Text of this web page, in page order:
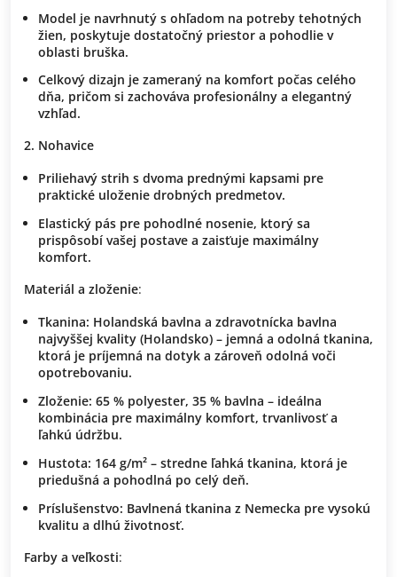
Model je navrhnutý s ohľadom na potreby tehotných
žien, poskytuje dostatočný priestor a pohodlie v
oblasti bruška.
Celkový dizajn je zameraný na komfort počas celého
dňa, pričom si zachováva profesionálny a elegantný
vzhľad.
2. Nohavice
Priliehavý strih s dvoma prednými kapsami pre
praktické uloženie drobných predmetov.
Elastický pás pre pohodlné nosenie, ktorý sa
prispôsobí vašej postave a zaisťuje maximálny
komfort.
Materiál a zloženie:
Tkanina: Holandská bavlna a zdravotnícka bavlna
najvyššej kvality (Holandsko) – jemná a odolná tkanina,
ktorá je príjemná na dotyk a zároveň odolná voči
opotrebovaniu.
Zloženie: 65 % polyester, 35 % bavlna – ideálna
kombinácia pre maximálny komfort, trvanlivosťa
ľahkú údržbu.
Hustota: 164 g/m² – stredne ľahká tkanina, ktorá je
priedušná a pohodlná po celý deň.
Príslušenstvo: Bavlnená tkanina z Nemecka pre vysokú
kvalitu a dlhú životnosť.
Farby a veľkosti: